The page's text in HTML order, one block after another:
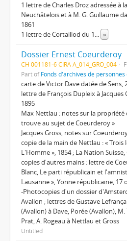
1 lettre de Charles Droz adressée à
Neuchâtelois et à M. G. Guillaume
1861
1 lettre de Cortaillod du 1... »
Dossier Ernest Coeurderoy
CH 001181-6 CIRA A_014_GRO_004
Part ofFonds d'archives de
carte de Victor Dave datée de Sens,
lettre de François Dupleix à Jacques
1895
Max Nettlau : notes sur la propriété
trouve au sujet de Coeurderoy »
Jacques Gross, notes sur
copie de la main de Nettlau : «
L'Homme », 1854 ; La Nation
copies d'autres mains : lettre de
Blanc, Le parti républicain et
Lausanne », Yonne républicaine, 17
-Photocopies d'un dossier
Avallon ; lettres de Gustave
(Avallon) à Dave, Porée (Avallon),
Prat, A. Rogeau à Nettlau et Gross
Untitled